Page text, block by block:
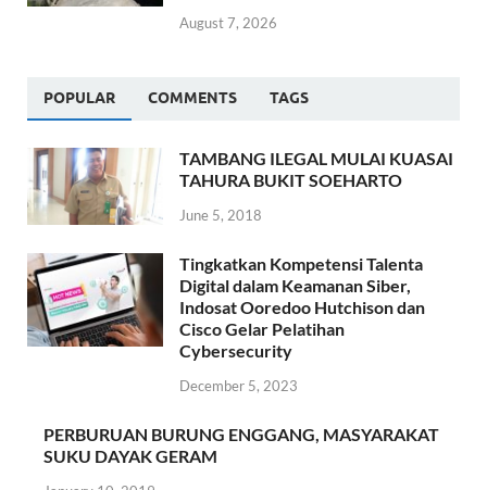
August 7, 2026
POPULAR COMMENTS TAGS
TAMBANG ILEGAL MULAI KUASAI
TAHURA BUKIT SOEHARTO
June 5, 2018
Tingkatkan Kompetensi Talenta
Digital dalam Keamanan Siber,
Indosat Ooredoo Hutchison dan
Cisco Gelar Pelatihan
Cybersecurity
December 5, 2023
PERBURUAN BURUNG ENGGANG, MASYARAKAT
SUKU DAYAK GERAM